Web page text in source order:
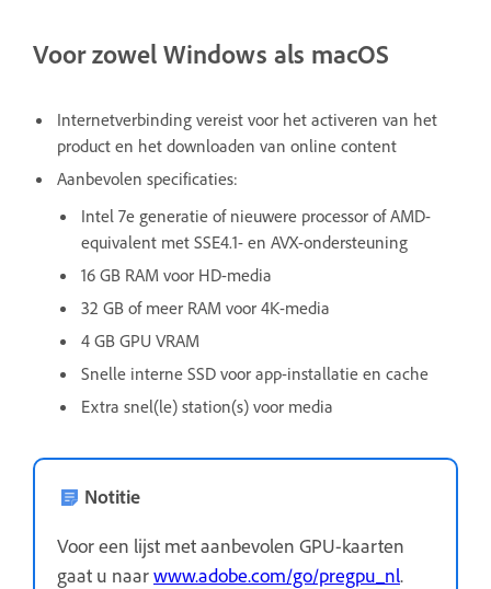
Voor zowel Windows als macOS
Internetverbinding vereist voor het activeren van het
product en het downloaden van online content
Aanbevolen specificaties:
Intel 7e generatie of nieuwere processor of AMD-
equivalent met SSE4.1- en AVX-ondersteuning
16 GB RAM voor HD-media
32 GB of meer RAM voor 4K-media
4 GB GPU VRAM
Snelle interne SSD voor app-installatie en cache
Extra snel(le) station(s) voor media
Notitie
Voor een lijst met aanbevolen GPU-kaarten
gaat u naarwww.adobe.com/go/pregpu_nl.